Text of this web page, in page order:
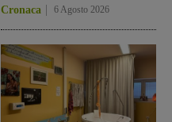
Cronaca 6 Agosto 2026